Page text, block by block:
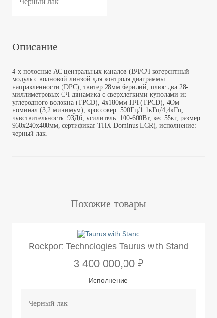
Описание
4-х полосные АС центральных каналов (ВЧ/СЧ когерентный
модуль с волновой линзой для контроля диаграммы
направленности (DPC), твитер:28мм берилий, плюс два 28-
миллиметровых СЧ динамика с сверхлегкими куполами из
углеродного волокна (TPCD), 4х180мм НЧ (TPCD), 4Ом
номинал (3,2 минимум), кроссовер: 500Гц/1.1кГц/4,4кГц,
чувствительность: 93Дб, усилитель: 100-600Вт, вес:55кг, размер:
960х240х400мм, сертификат THX Dominus LCR), исполнение:
черный лак.
Похожие товары
Rockport Technologies Taurus with Stand
3 400 000,00 ₽
Исполнение